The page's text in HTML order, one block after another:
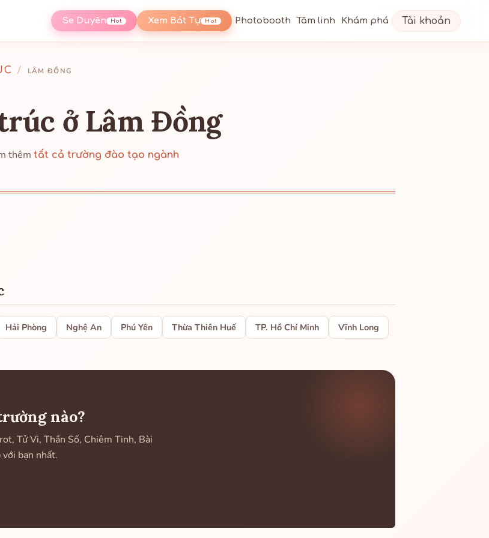
Se Duyên Hot Xem Bát Tự Hot Photobooth Tâm linh Khám phá Tài khoản
/ LÂM ĐỒNG
ở Lâm Đồng
thêm tất cả trường đào tạo ngành
Hải Phòng Nghệ An Phú Yên Thừa Thiên Huế TP. Hồ Chí Minh Vĩnh Long
nào?
Tử Vi, Thần Số, Chiêm Tinh, Bài
bạn nhất.